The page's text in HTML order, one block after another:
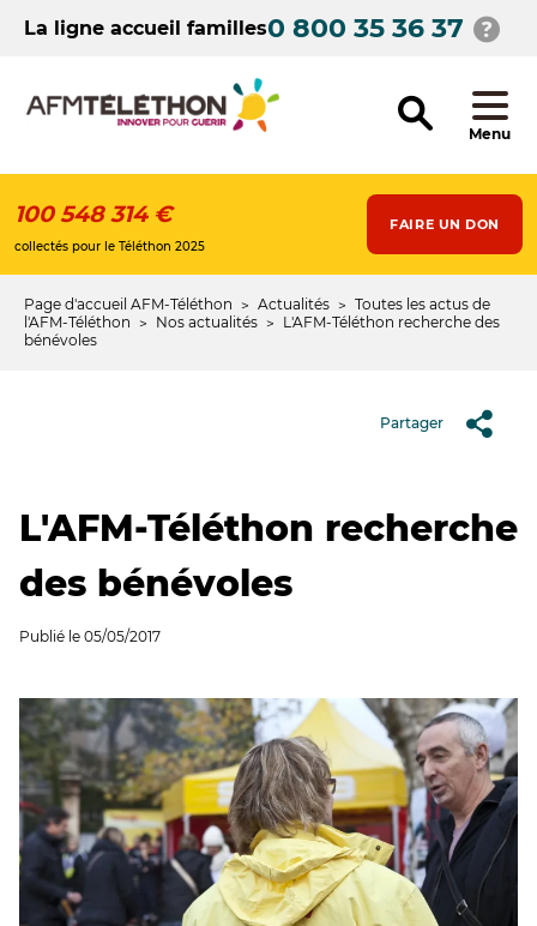
contenuLa ligne accueil familles0 800 35 36 37
Menu
100 548 314 €
collectés pour le Téléthon 2025
FAIRE UN DON
Fil
d'Ariane
Page d'accueil AFM-Téléthon Actualités
Toutes les actus de
l'AFM-Téléthon
Nos actualités
L'AFM-Téléthon recherche des
bénévoles
Partager
L'AFM-Téléthon recherche
des bénévoles
Publié le 05/05/2017